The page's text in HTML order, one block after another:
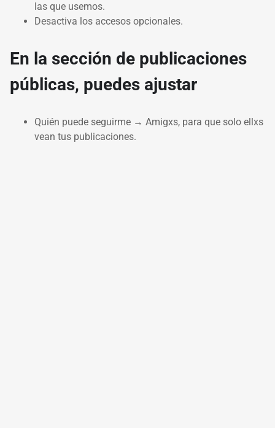
las que usemos.
Desactiva los accesos opcionales.
En la sección de publicaciones
públicas, puedes ajustar
Quién puede seguirme → Amigxs, para que solo ellxs
vean tus publicaciones.